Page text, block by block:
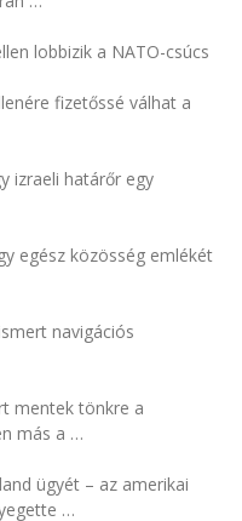
lobbizik a NATO-csúcs
fizetőssé válhat a
izraeli határőr egy
egész közösség emlékét
navigációs
mentek tönkre a
más a …
ügyét – az amerikai
…